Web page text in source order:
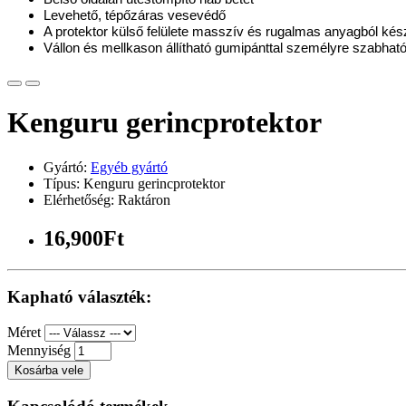
Levehető, tépőzáras vesevédő
A protektor külső felülete masszív és rugalmas anyagból
Vállon és mellkason állítható gumipánttal személyre szabható
Kenguru gerincprotektor
Gyártó: Egyéb gyártó
Típus: Kenguru gerincprotektor
Elérhetőség: Raktáron
16,900Ft
Kapható választék:
Méret
Mennyiség
Kosárba vele